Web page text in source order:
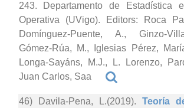
243. Departamento de Estadística
Operativa (UVigo). Editors: Roca
Domínguez-Puente, A., Ginzo-
Gómez-Rúa, M., Iglesias Pérez,
Longa-Sayáns, M.J., L. Lorenzo,
Juan Carlos, Saa
46) Davila-Pena, L.(2019). Teoría